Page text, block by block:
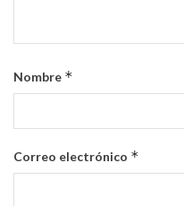
Nombre *
Correo electrónico *